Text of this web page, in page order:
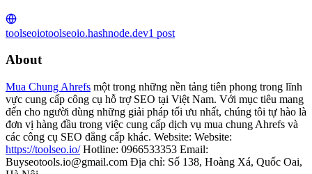
toolseoiotoolseoio.hashnode.dev1 post
About
Mua Chung Ahrefs một trong những nền tảng tiên phong trong lĩnh
vực cung cấp công cụ hỗ trợ SEO tại Việt Nam. Với mục tiêu mang
đến cho người dùng những giải pháp tối ưu nhất, chúng tôi tự hào là
đơn vị hàng đầu trong việc cung cấp dịch vụ mua chung Ahrefs và
các công cụ SEO đẳng cấp khác. Website: Website:
https://toolseo.io/Hotline: 0966533353 Email:
Buyseotools.io@gmail.com Địa chỉ: Số 138, Hoàng Xá, Quốc Oai,